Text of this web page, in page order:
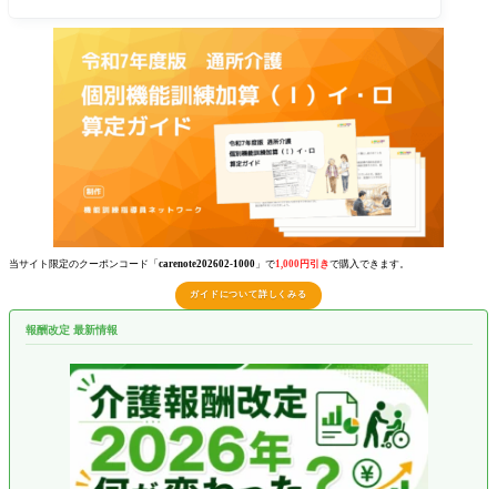
当サイト限定のクーポンコード「 carenote202602-1000 」で1,000円引きで購入できます。
ガイドについて詳しくみる
報酬改定 最新情報